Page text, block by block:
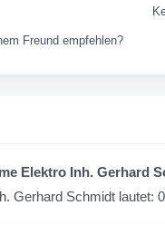
Freund empfehlen?
Elektro Inh. Gerhard
Gerhard Schmidt lautet: